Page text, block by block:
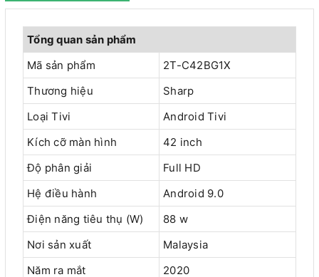
Tổng quan sản phẩm
Mã sản phẩm
2T-C42BG1X
Thương hiệu
Sharp
Loại Tivi
Android Tivi
Kích cỡ màn hình
42 inch
Độ phân giải
Full HD
Hệ điều hành
Android 9.0
Điện năng tiêu thụ (W)
88 w
Nơi sản xuất
Malaysia
Năm ra mắt
2020